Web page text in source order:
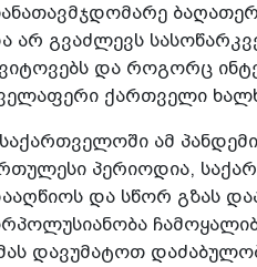
არ გვაძლევს
და როგორც
ქართველი
ამ
პერიოდია,
და სწორ გზას
დავუმატოთ